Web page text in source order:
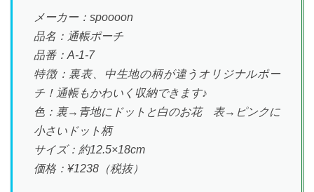
メーカー：spoooon
品名：通帳ポーチ
品番：A-1-7
特徴：裏表、中生地の柄が違うオリジナルポー
チ！通帳もかわいく収納できます♪
色：裏→青地にドットと白のお花 表→ピンクに
小さいドット柄
サイズ：約12.5×18cm
価格：¥1238（税抜）